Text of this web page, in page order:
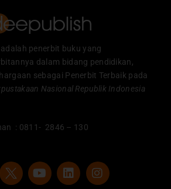
penerbit buku yang
dalam bidang pendidikan,
sebagai Penerbit Terbaik pada
Nasional Republik Indonesia
: 0811- 2846 – 130
Y
o
L
i
I
n